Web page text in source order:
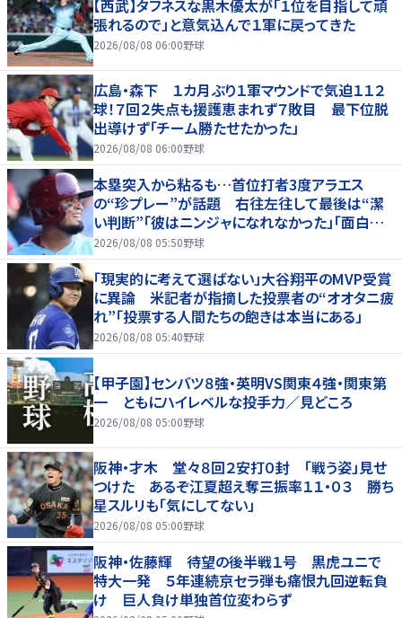
【西武】タフネスな黒木優太が「１位を目指して頑
張れるので」と意気込んで１軍に戻ってきた
2026/08/08 06:00野球
広島・森下 １カ月ぶり１軍マウンドで気迫１１２
球！７回２失点も援護恵まれず７敗目 最下位脱
出導けず「チーム勝たせたかった」
2026/08/08 06:00野球
本塁突入から粘るも…首位打者3度アラエス
の“珍プレー”が話題 右往左往して最後は“潔
い判断”「彼はニンジャになれなかった」「面白すぎ
る」
2026/08/08 05:50野球
「現実的に考えて選ばない」大谷翔平のMVP受賞
に異論 米記者が指摘した投票者の“オオタニ疲
れ”「投票する人間たちの飽きは本当にある」
2026/08/08 05:40野球
【甲子園】センバツ８強・英明VS関東４強・関東第
一 ともにハイレベルな投手力／見どころ
2026/08/08 05:00野球
阪神・才木 堂々８回２安打０封 「戦う姿」見せ
つけた あるぞ江夏超え奪三振率１１・０３ 勝ち
星スルリも「気にしてない」
2026/08/08 05:00野球
阪神・佐藤輝 待望の後半戦１号 黒虎ユニで
特大一発 ５年連続京セラ弾も痛恨九回逆転負
け 巨人負け単独首位変わらず